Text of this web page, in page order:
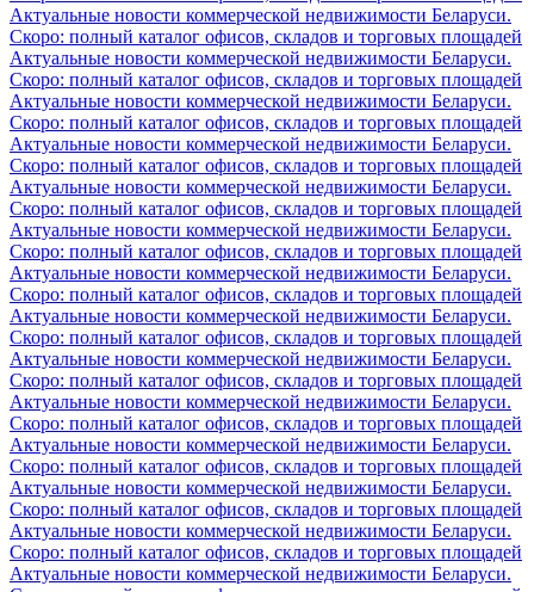
Актуальные новости коммерческой недвижимости Беларуси.
Скоро: полный каталог офисов, складов и торговых площадей
Актуальные новости коммерческой недвижимости Беларуси.
Скоро: полный каталог офисов, складов и торговых площадей
Актуальные новости коммерческой недвижимости Беларуси.
Скоро: полный каталог офисов, складов и торговых площадей
Актуальные новости коммерческой недвижимости Беларуси.
Скоро: полный каталог офисов, складов и торговых площадей
Актуальные новости коммерческой недвижимости Беларуси.
Скоро: полный каталог офисов, складов и торговых площадей
Актуальные новости коммерческой недвижимости Беларуси.
Скоро: полный каталог офисов, складов и торговых площадей
Актуальные новости коммерческой недвижимости Беларуси.
Скоро: полный каталог офисов, складов и торговых площадей
Актуальные новости коммерческой недвижимости Беларуси.
Скоро: полный каталог офисов, складов и торговых площадей
Актуальные новости коммерческой недвижимости Беларуси.
Скоро: полный каталог офисов, складов и торговых площадей
Актуальные новости коммерческой недвижимости Беларуси.
Скоро: полный каталог офисов, складов и торговых площадей
Актуальные новости коммерческой недвижимости Беларуси.
Скоро: полный каталог офисов, складов и торговых площадей
Актуальные новости коммерческой недвижимости Беларуси.
Скоро: полный каталог офисов, складов и торговых площадей
Актуальные новости коммерческой недвижимости Беларуси.
Скоро: полный каталог офисов, складов и торговых площадей
Актуальные новости коммерческой недвижимости Беларуси.